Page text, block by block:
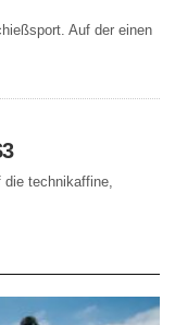
Auf der einen
die technikaffine,